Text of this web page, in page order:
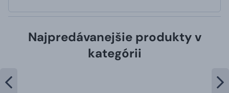
Najpredávanejšie produkty v
kategórii